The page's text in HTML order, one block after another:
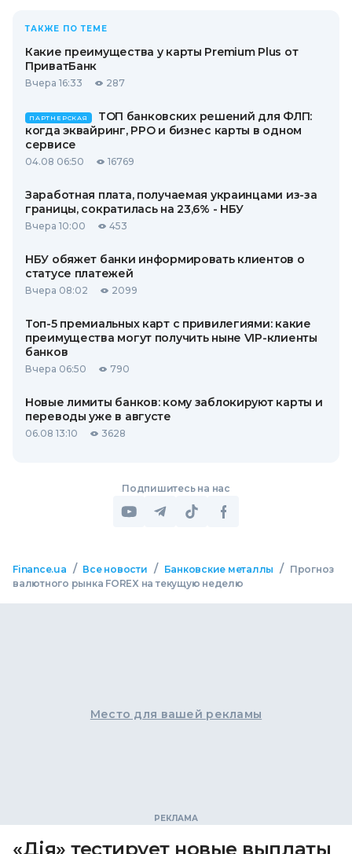
ТАКЖЕ ПО ТЕМЕ
Какие преимущества у карты Premium Plus от
ПриватБанк
Вчера 16:33 287
ПАРТНЕРСКАЯ
ТОП банковских решений для ФЛП:
когда эквайринг, РРО и бизнес карты в одном
сервисе
04.08 06:50 16769
Заработная плата, получаемая украинцами из-за
границы, сократилась на 23,6% - НБУ
Вчера 10:00 453
НБУ обяжет банки информировать клиентов о
статусе платежей
Вчера 08:02 2099
Топ-5 премиальных карт с привилегиями: какие
преимущества могут получить ныне VIP-клиенты
банков
Вчера 06:50 790
Новые лимиты банков: кому заблокируют карты и
переводы уже в августе
06.08 13:10 3628
Подпишитесь на нас
Finance.ua / Все новости / Банковские металлы /
Прогноз
валютного рынка FOREX на текущую неделю
Место для вашей рекламы
«Дія» тестирует новые выплаты